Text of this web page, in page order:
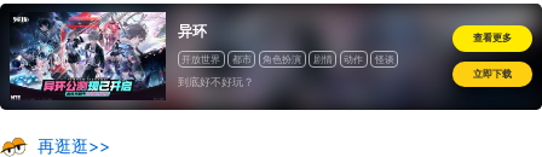
异环
开放世界 都市 角色扮演 剧情 动作 怪谈
到底好不好玩？
查看更多
立即下载
再逛逛>>